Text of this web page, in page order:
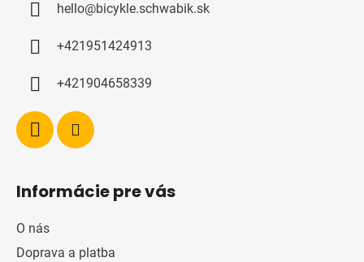
hello@bicykle.schwabik.sk
+421951424913
+421904658339
Informácie pre vás
O nás
Doprava a platba